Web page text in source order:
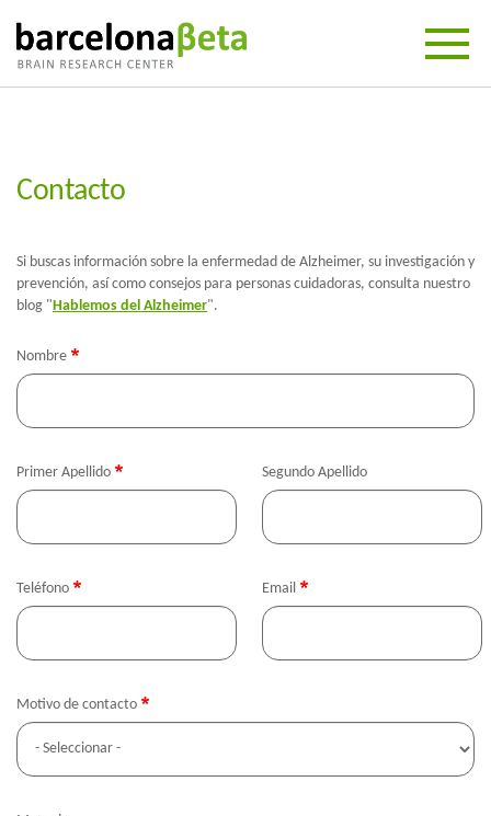
Contacto
Si buscas información sobre la enfermedad de Alzheimer, su investigación y
prevención, así como consejos para personas cuidadoras, consulta nuestro
blog "Hablemos del Alzheimer".
Nombre
Primer Apellido Segundo Apellido
Teléfono Email
Motivo de contacto